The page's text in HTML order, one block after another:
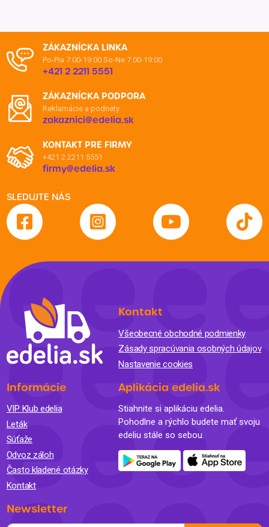
ZÁKAZNÍCKA LINKA
Po-Pia 7:00-19:00 So-Ne 7:00-19:00
+421 2 2211 5551
ZÁKAZNÍCKA PODPORA
Reklamácie a podnety
zakaznici@edelia.sk
KONTAKT PRE FIRMY
+421 2 2211 5551
firmy@edelia.sk
SLEDUJTE NÁS
Kontakt
Všeobecné obchodné podmienky
Zásady spracúvania osobných údajov
Nastavenie cookies
Informácie
VIP Klub edelia
Leták
Súťaže
Odvoz záloh
Často kladené otázky
Kontakt
Aplikácia edelia.sk
Stiahnite si aplikáciu edelia.
Pohodlne a rýchlo budete mať svoju
edeliu stále so sebou.
Newsletter